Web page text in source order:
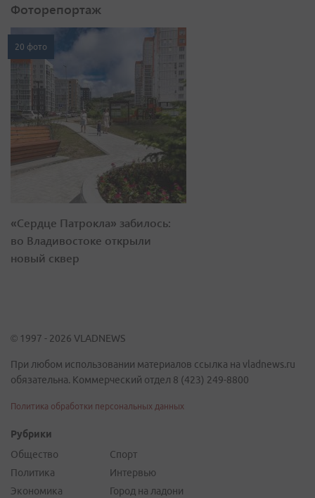
Фоторепортаж
20 фото
«Сердце Патрокла» забилось:
во Владивостоке открыли
новый сквер
© 1997 - 2026 VLADNEWS
При любом использовании материалов ссылка на vladnews.ru
обязательна. Коммерческий отдел 8 (423) 249-8800
Политика обработки персональных данных
Рубрики
Общество
Политика
Экономика
Спорт
Интервью
Город на ладони